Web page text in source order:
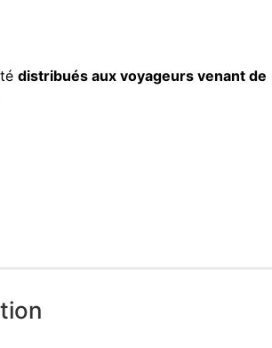
distribués aux voyageurs venant de